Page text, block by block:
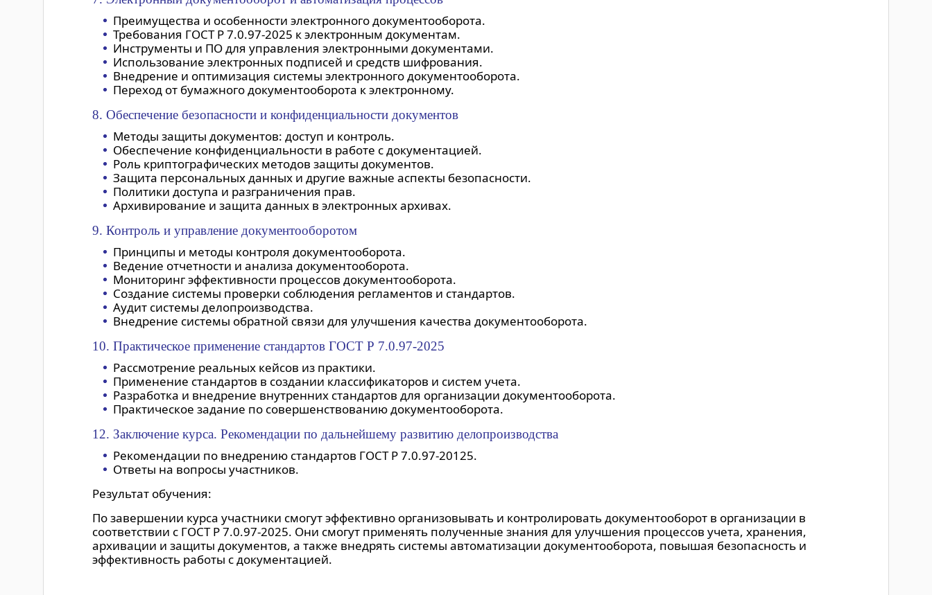
Преимущества и особенности электронного документооборота.
Требования ГОСТ Р 7.0.97-2025 к электронным документам.
Инструменты и ПО для управления электронными документами.
Использование электронных подписей и средств шифрования.
Внедрение и оптимизация системы электронного документооборота.
Переход от бумажного документооборота к электронному.
8. Обеспечение безопасности и конфиденциальности документов
Методы защиты документов: доступ и контроль.
Обеспечение конфиденциальности в работе с документацией.
Роль криптографических методов защиты документов.
Защита персональных данных и другие важные аспекты безопасности.
Политики доступа и разграничения прав.
Архивирование и защита данных в электронных архивах.
9. Контроль и управление документооборотом
Принципы и методы контроля документооборота.
Ведение отчетности и анализа документооборота.
Мониторинг эффективности процессов документооборота.
Создание системы проверки соблюдения регламентов и стандартов.
Аудит системы делопроизводства.
Внедрение системы обратной связи для улучшения качества документооборота.
10. Практическое применение стандартов ГОСТ Р 7.0.97-2025
Рассмотрение реальных кейсов из практики.
Применение стандартов в создании классификаторов и систем учета.
Разработка и внедрение внутренних стандартов для организации документооборота.
Практическое задание по совершенствованию документооборота.
12. Заключение курса. Рекомендации по дальнейшему развитию делопроизводства
Рекомендации по внедрению стандартов ГОСТ Р 7.0.97-20125.
Ответы на вопросы участников.
Результат обучения:
По завершении курса участники смогут эффективно организовывать и контролировать документооборот в организации в
соответствии с ГОСТ Р 7.0.97-2025. Они смогут применять полученные знания для улучшения процессов учета, хранения,
архивации и защиты документов, а также внедрять системы автоматизации документооборота, повышая безопасность и
эффективность работы с документацией.